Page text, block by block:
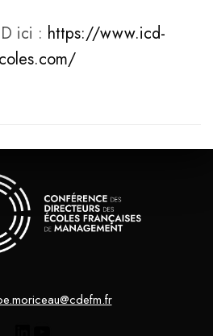
ici : https://www.icd-